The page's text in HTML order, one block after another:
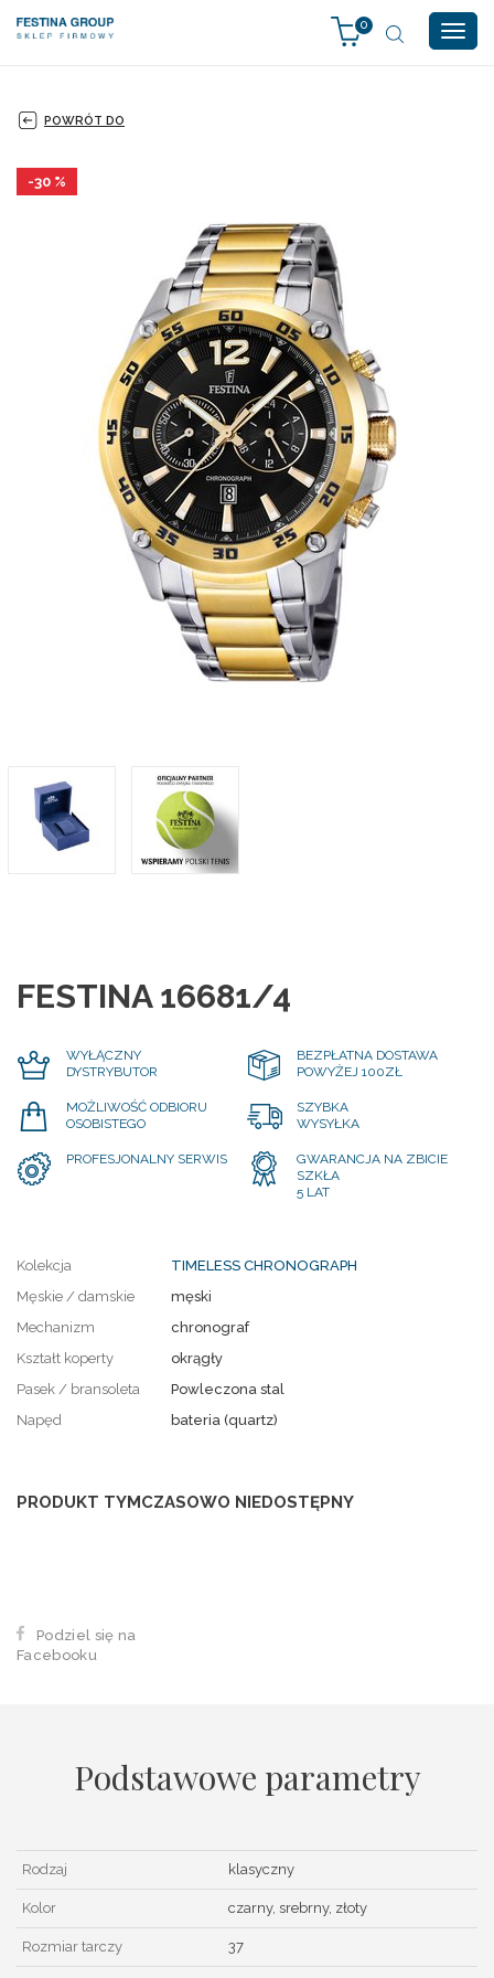
0
POWRÓT DO
-30 %
FESTINA 16681/4
WYŁĄCZNY
DYSTRYBUTOR
BEZPŁATNA DOSTAWA
POWYŻEJ 100ZŁ
MOŻLIWOŚĆ ODBIORU
OSOBISTEGO
SZYBKA
WYSYŁKA
PROFESJONALNY SERWIS
GWARANCJA NA ZBICIE
SZKŁA
5 LAT
Kolekcja
TIMELESS CHRONOGRAPH
Męskie / damskie
męski
Mechanizm
chronograf
Kształt koperty
okrągły
Pasek / bransoleta
Powleczona stal
Napęd
bateria (quartz)
PRODUKT TYMCZASOWO NIEDOSTĘPNY
Podziel się na
Facebooku
Podstawowe parametry
Rodzaj klasyczny
Kolor czarny, srebrny, złoty
Rozmiar tarczy 37